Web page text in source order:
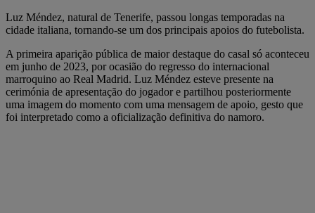
Luz Méndez, natural de Tenerife, passou longas temporadas na
cidade italiana, tornando-se um dos principais apoios do futebolista.
A primeira aparição pública de maior destaque do casal só aconteceu
em junho de 2023, por ocasião do regresso do internacional
marroquino ao Real Madrid. Luz Méndez esteve presente na
cerimónia de apresentação do jogador e partilhou posteriormente
uma imagem do momento com uma mensagem de apoio, gesto que
foi interpretado como a oficialização definitiva do namoro.